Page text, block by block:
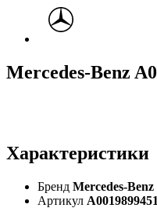
Mercedes-Benz
Характеристики
Бренд Mercedes-Benz
Артикул